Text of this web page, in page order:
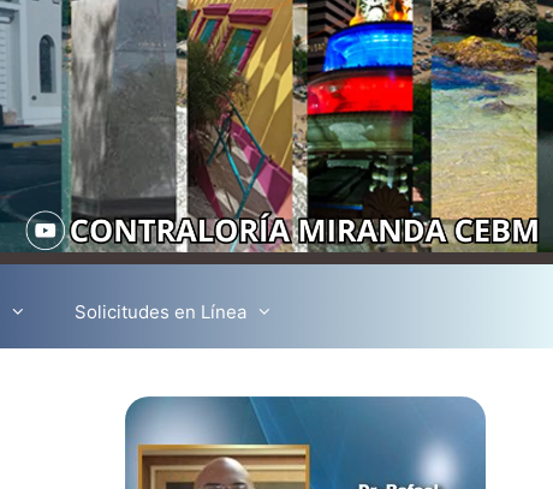
Solicitudes en Línea